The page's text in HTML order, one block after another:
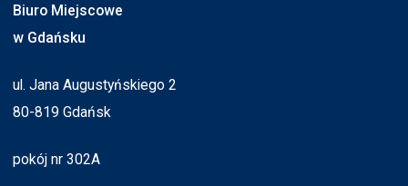
Biuro Miejscowe
w Gdańsku
ul. Jana Augustyńskiego 2
80-819 Gdańsk
pokój nr 302A